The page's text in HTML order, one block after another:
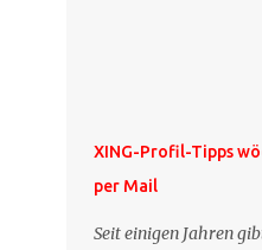
XING-Profil-Tipps
per Mail
Seit einigen Jahren